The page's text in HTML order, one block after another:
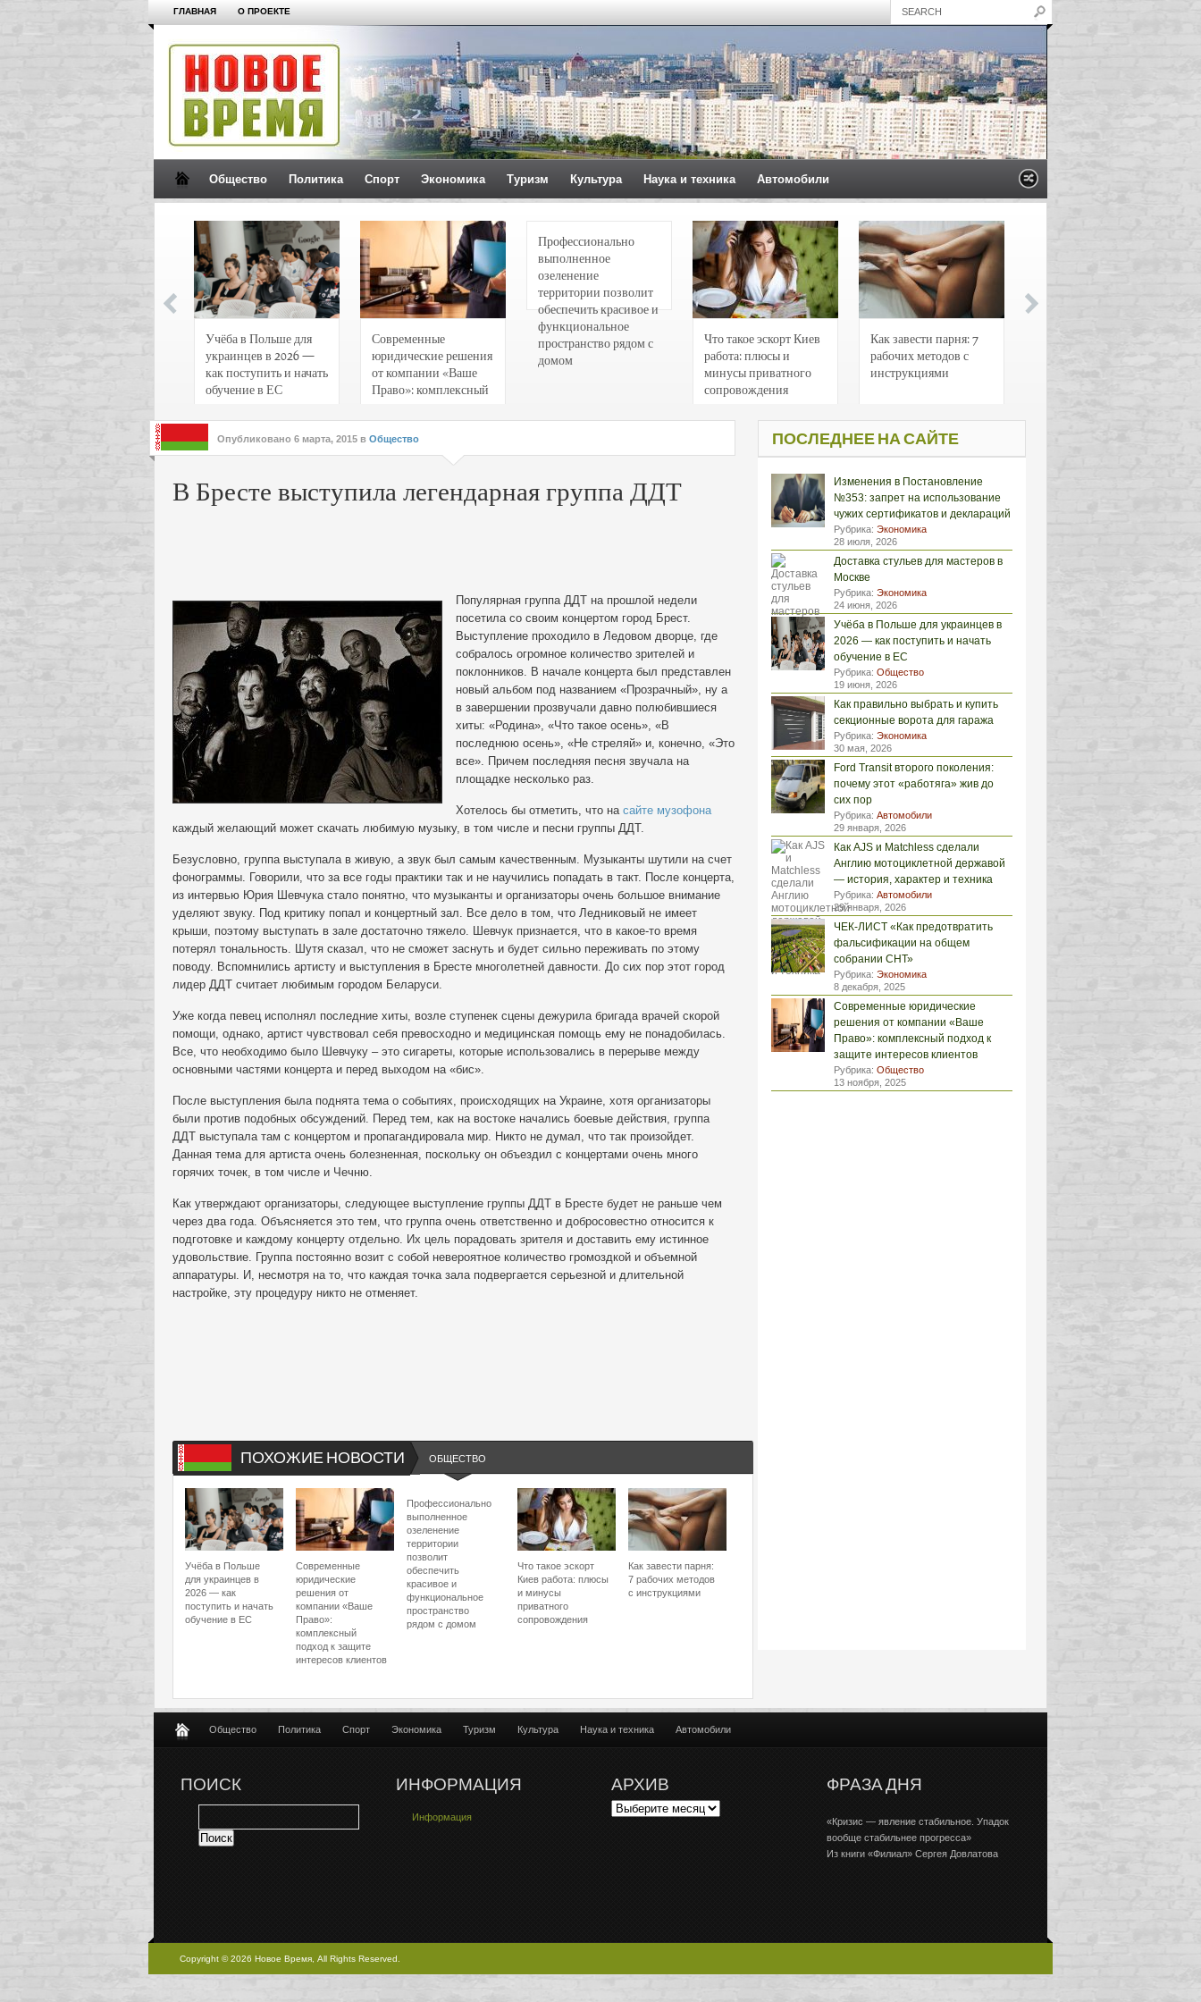
ГЛАВНАЯ О ПРОЕКТЕ
Общество Политика Спорт Экономика Туризм Культура Наука и техника Автомобили
Учёба в Польше для
украинцев в 2026 —
как поступить и начать
обучение в ЕС
Современные
юридические решения
от компании «Ваше
Право»: комплексный
интересов клиентов
Профессионально
выполненное
озеленение
территории позволит
обеспечить красивое и
функциональное
пространство рядом с
домом
Что такое эскорт Киев
работа: плюсы и
минусы приватного
сопровождения
Как завести парня: 7
рабочих методов с
инструкциями
Опубликовано 6 марта, 2015 в Общество
В Бресте выступила легендарная группа ДДТ
Популярная группа ДДТ на прошлой недели
посетила со своим концертом город Брест.
Выступление проходило в Ледовом дворце, где
собралось огромное количество зрителей и
поклонников. В начале концерта был представлен
новый альбом под названием «Прозрачный», ну а
в завершении прозвучали давно полюбившиеся
хиты: «Родина», «Что такое осень», «В
последнюю осень», «Не стреляй» и, конечно, «Это
все». Причем последняя песня звучала на
площадке несколько раз.
Хотелось бы отметить, что на сайте музофона
каждый желающий может скачать любимую музыку, в том числе и песни группы ДДТ.
Безусловно, группа выступала в живую, а звук был самым качественным. Музыканты шутили на счет
фонограммы. Говорили, что за все годы практики так и не научились попадать в такт. После концерта,
из интервью Юрия Шевчука стало понятно, что музыканты и организаторы очень большое внимание
уделяют звуку. Под критику попал и концертный зал. Все дело в том, что Ледниковый не имеет
крыши, поэтому выступать в зале достаточно тяжело. Шевчук признается, что в какое-то время
потерял тональность. Шутя сказал, что не сможет заснуть и будет сильно переживать по этому
поводу. Вспомнились артисту и выступления в Бресте многолетней давности. До сих пор этот город
лидер ДДТ считает любимым городом Беларуси.
Уже когда певец исполнял последние хиты, возле ступенек сцены дежурила бригада врачей скорой
помощи, однако, артист чувствовал себя превосходно и медицинская помощь ему не понадобилась.
Все, что необходимо было Шевчуку – это сигареты, которые использовались в перерыве между
основными частями концерта и перед выходом на «бис».
После выступления была поднята тема о событиях, происходящих на Украине, хотя организаторы
были против подобных обсуждений. Перед тем, как на востоке начались боевые действия, группа
ДДТ выступала там с концертом и пропагандировала мир. Никто не думал, что так произойдет.
Данная тема для артиста очень болезненная, поскольку он объездил с концертами очень много
горячих точек, в том числе и Чечню.
Как утверждают организаторы, следующее выступление группы ДДТ в Бресте будет не раньше чем
через два года. Объясняется это тем, что группа очень ответственно и добросовестно относится к
подготовке и каждому концерту отдельно. Их цель порадовать зрителя и доставить ему истинное
удовольствие. Группа постоянно возит с собой невероятное количество громоздкой и объемной
аппаратуры. И, несмотря на то, что каждая точка зала подвергается серьезной и длительной
настройке, эту процедуру никто не отменяет.
ПОХОЖИЕ НОВОСТИ ОБЩЕСТВО
Учёба в Польше
для украинцев в
2026 — как
поступить и начать
обучение в ЕС
Современные
юридические
решения от
компании «Ваше
Право»:
комплексный
подход к защите
интересов клиентов
Профессионально
выполненное
озеленение
территории
позволит
обеспечить
красивое и
функциональное
пространство
рядом с домом
Что такое эскорт
Киев работа: плюсы
и минусы
приватного
сопровождения
Как завести парня:
7 рабочих методов
с инструкциями
ПОСЛЕДНЕЕ НА САЙТЕ
Изменения в Постановление
№353: запрет на использование
чужих сертификатов и деклараций
Рубрика: Экономика
28 июля, 2026
Доставка стульев для мастеров в
Москве
Рубрика: Экономика
24 июня, 2026
Учёба в Польше для украинцев в
2026 — как поступить и начать
обучение в ЕС
Рубрика: Общество
19 июня, 2026
Как правильно выбрать и купить
секционные ворота для гаража
Рубрика: Экономика
30 мая, 2026
Ford Transit второго поколения:
почему этот «работяга» жив до
сих пор
Рубрика: Автомобили
29 января, 2026
Как AJS и Matchless сделали
Англию мотоциклетной державой
— история, характер и техника
Рубрика: Автомобили
29 января, 2026
ЧЕК-ЛИСТ «Как предотвратить
фальсификации на общем
собрании СНТ»
Рубрика: Экономика
8 декабря, 2025
Современные юридические
решения от компании «Ваше
Право»: комплексный подход к
защите интересов клиентов
Рубрика: Общество
13 ноября, 2025
Общество Политика Спорт Экономика Туризм Культура Наука и техника Автомобили
ПОИСК ИНФОРМАЦИЯ
Информация
АРХИВ ФРАЗА ДНЯ
«Кризис — явление стабильное. Упадок
вообще стабильнее прогресса»
Из книги «Филиал» Сергея Довлатова
Copyright © 2026 Новое Время, All Rights Reserved.